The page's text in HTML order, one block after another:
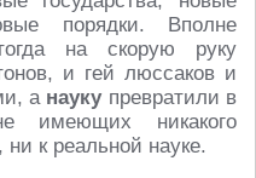
порядки. Вполне
на скорую руку
и гей люссаков и
а наукупревратили в
имеющих никакого
к реальной науке.